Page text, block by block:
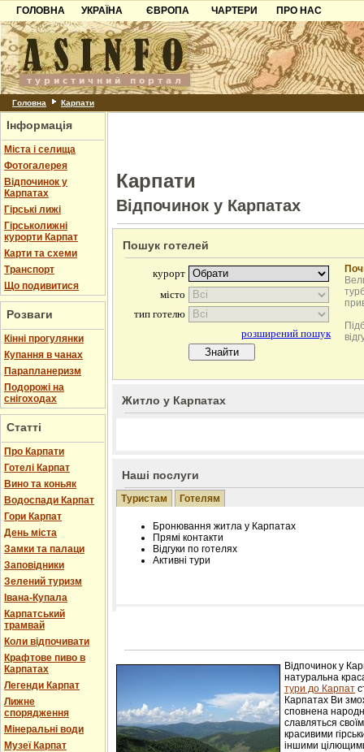
ГОЛОВНА
УКРАЇНА
Карпати
Азов
Причорноморря
Шацьк
ЄВРОПА
Чорногорія
Хорватія
Болгарія
ЧАРТЕРИ
ПРО НАС
Контакти
Партнерам
Додати готель
Головна Карпати
Інформація
Міста і селища
Фотогалерея
Відпочинок у
Карпатах
Гірські лижі
Гірськолижні
курорти Карпат
Карти та схеми
Транспорт
Що подивитися
Розваги
Кінні прогулянки
Купання в чанах
Парапланеризм
Подорожі на
снігоходах
Статті
Про Карпати
Готелі Карпат
Вино та коньяк
Водоспади Карпат
Гори Карпат
День міста
Замки та палаци
Заповідники
Зелений туризм
Івана-Купала
Карпатський
трамвай
Коли відпочивати
Крафтове пиво в
Карпатах
Легенди Карпат
Лижне
спорядження
Мінеральні води
Музеї Карпат
Карпати
Відпочинок у Карпатах
Пошук готелей
Житло у Карпатах
Наші послуги
Туристам Готелям
Бронювання житла у Карпатах
Прямі контакти
Відгуки по готелях
Активні тури
Лічільник відвідувачів
Відпочинок у
натуральна
тури до Карпат
Карпатах Ви
сповнена
славляться
красивими
іншими